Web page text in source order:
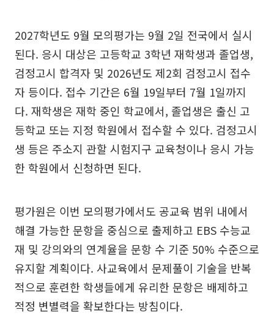
2027학년도 9월 모의평가는 9월 2일 전국에서 실시
된다. 응시 대상은 고등학교 3학년 재학생과 졸업생,
검정고시 합격자 및 2026년도 제2회 검정고시 접수
자 등이다. 접수 기간은 6월 19일부터 7월 1일까지
다. 재학생은 재학 중인 학교에서, 졸업생은 출신 고
등학교 또는 지정 학원에서 접수할 수 있다. 검정고시
생 등은 주소지 관할 시험지구 교육청이나 응시 가능
한 학원에서 신청하면 된다.
평가원은 이번 모의평가에서도 공교육 범위 내에서
해결 가능한 문항을 중심으로 출제하고 EBS 수능교
재 및 강의와의 연계율을 문항 수 기준 50% 수준으로
유지할 계획이다. 사교육에서 문제풀이 기술을 반복
적으로 훈련한 학생들에게 유리한 문항은 배제하고
적정 변별력을 확보한다는 방침이다.